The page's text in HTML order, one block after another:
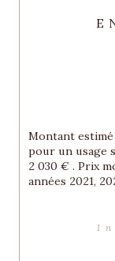
Montant
pour un usage
2 030 € . Prix
années 2021,